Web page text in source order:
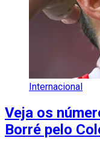
Internacional
Veja os
Borré pelo